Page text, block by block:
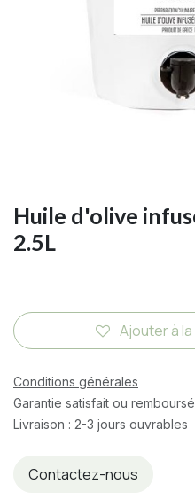
Huile d'olive
2.5L
Ajouter à
Conditions générales
Garantie satisfait ou
Livraison : 2-3 jours ouvrables
Contactez-nous